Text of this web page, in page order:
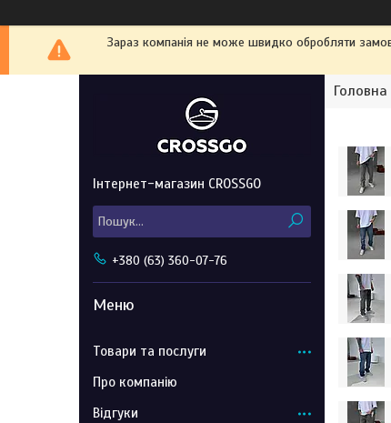
Зараз компанія не може швидко обробляти
Головна
Інтернет-магазин CROSSGO
+380 (63) 360-07-76
Товари та послуги
Про компанію
Відгуки